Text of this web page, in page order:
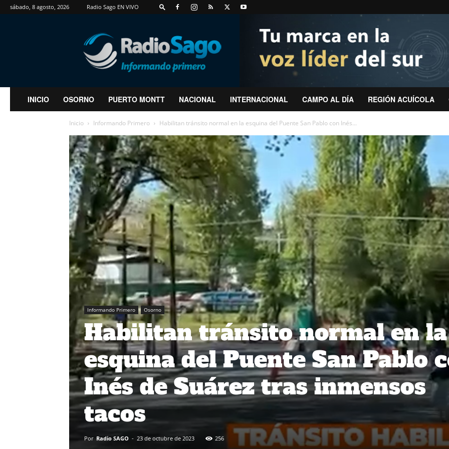
sábado, 8 agosto, 2026 Radio Sago EN VIVO
RadioSago
INICIO OSORNO PUERTO MONTT NACIONAL INTERNACIONAL CAMPO AL DÍA REGIÓN ACUÍCOLA
Inicio Informando Primero Habilitan tránsito normal en la esquina del Puente San Pablo con Inés...
Informando Primero Osorno
Habilitan tránsito normal en la
esquina del Puente San Pablo
Inés de Suárez tras inmensos
tacos
Por Radio SAGO - 23 de octubre de 2023 256